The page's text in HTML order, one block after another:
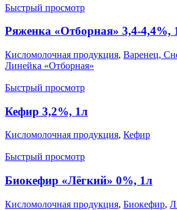
Быстрый просмотр
Ряженка «Отборная» 3,4-4,4%,
Кисломолочная продукция, Варенец,
Линейка «Отборная»
Быстрый просмотр
Кефир 3,2%, 1л
Кисломолочная продукция, Кефир
Быстрый просмотр
Биокефир «Лёгкий» 0%, 1л
Кисломолочная продукция, Биокефир,